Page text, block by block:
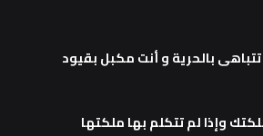
بالحرية و أنت مكبل بقيود
وإذا لم تتكلم بها ملكتها